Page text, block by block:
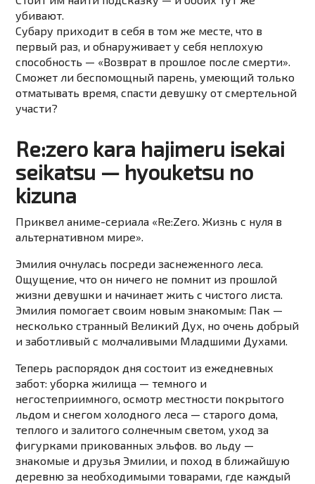
убивают.
Субару приходит в себя в том же месте, что в
первый раз, и обнаруживает у себя неплохую
способность — «Возврат в прошлое после смерти».
Сможет ли беспомощный парень, умеющий только
отматывать время, спасти девушку от смертельной
участи?
Re:zero kara hajimeru isekai
seikatsu — hyouketsu no
kizuna
Приквел аниме-сериала «Re:Zero. Жизнь с нуля в
альтернативном мире».
Эмилия очнулась посреди заснеженного леса.
Ощущение, что он ничего не помнит из прошлой
жизни девушки и начинает жить с чистого листа.
Эмилия помогает своим новым знакомым: Пак —
несколько странный Великий Дух, но очень добрый
и заботливый с молчаливыми Младшими Духами.
Теперь распорядок дня состоит из ежедневных
забот: уборка жилища — темного и
негостеприимного, осмотр местности покрытого
льдом и снегом холодного леса — старого дома,
теплого и залитого солнечным светом, уход за
фигурками прикованных эльфов. во льду —
знакомые и друзья Эмилии, и поход в ближайшую
деревню за необходимыми товарами, где каждый